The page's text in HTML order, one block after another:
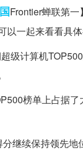
Frontier蝉联第
一起来看看具
级计算机
榜单上占据
继续保持领先